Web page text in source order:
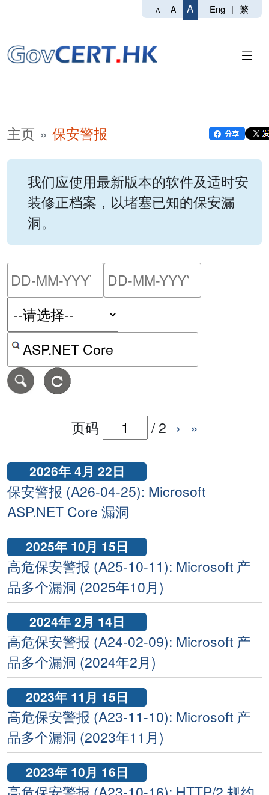
A A A Eng | 繁
主页 保安警报
我们应使用最新版本的软件及适时安
装修正档案，以堵塞已知的保安漏
洞。
请输入搜索日期范围的开
按关键字或 CVE ID 搜寻保安警报
页码 /2 › »
2026年 4月 22日
保安警报 (A26-04-25): Microsoft
ASP.NET Core 漏洞
2025年 10月 15日
高危保安警报 (A25-10-11): Microsoft 产
品多个漏洞 (2025年10月)
2024年 2月 14日
高危保安警报 (A24-02-09): Microsoft 产
品多个漏洞 (2024年2月)
2023年 11月 15日
高危保安警报 (A23-11-10): Microsoft 产
品多个漏洞 (2023年11月)
2023年 10月 16日